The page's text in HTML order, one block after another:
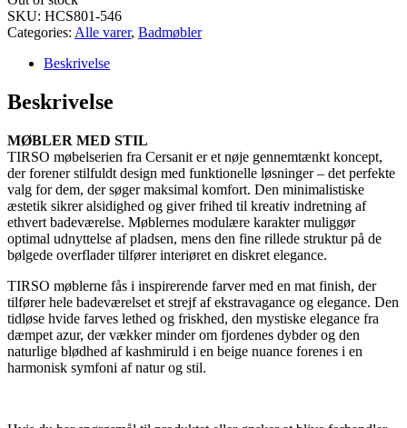
SKU: HCS801-546
Categories: Alle varer, Badmøbler
Beskrivelse
Beskrivelse
MØBLER MED STIL
TIRSO møbelserien fra Cersanit er et nøje gennemtænkt koncept,
der forener stilfuldt design med funktionelle løsninger – det perfekte
valg for dem, der søger maksimal komfort. Den minimalistiske
æstetik sikrer alsidighed og giver frihed til kreativ indretning af
ethvert badeværelse. Møblernes modulære karakter muliggør
optimal udnyttelse af pladsen, mens den fine rillede struktur på de
bølgede overflader tilfører interiøret en diskret elegance.
TIRSO møblerne fås i inspirerende farver med en mat finish, der
tilfører hele badeværelset et strejf af ekstravagance og elegance. Den
tidløse hvide farves lethed og friskhed, den mystiske elegance fra
dæmpet azur, der vækker minder om fjordenes dybder og den
naturlige blødhed af kashmiruld i en beige nuance forenes i en
harmonisk symfoni af natur og stil.